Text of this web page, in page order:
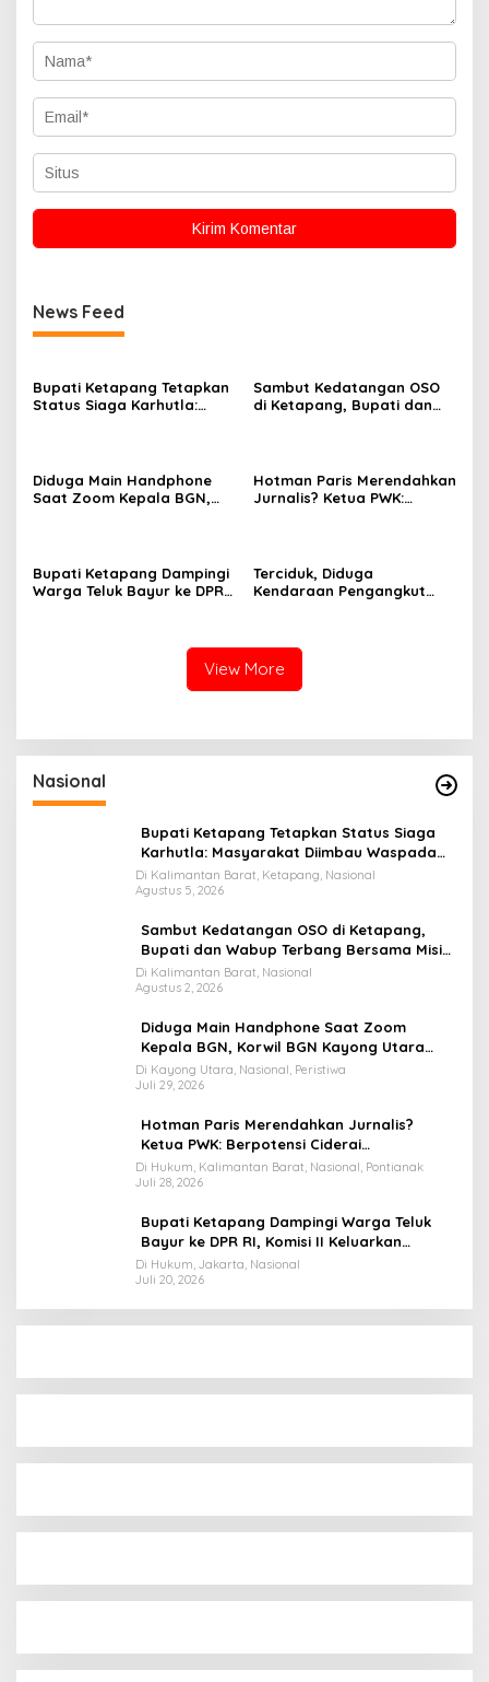
News Feed
Bupati Ketapang Tetapkan
Status Siaga Karhutla:
Sambut Kedatangan OSO
di Ketapang, Bupati dan
Diduga Main Handphone
Saat Zoom Kepala BGN,
Hotman Paris Merendahkan
Jurnalis? Ketua PWK:
Bupati Ketapang Dampingi
Warga Teluk Bayur ke DPR
Terciduk, Diduga
Kendaraan Pengangkut
View More
Nasional
Bupati Ketapang Tetapkan Status Siaga
Karhutla: Masyarakat Diimbau Waspada
Cuaca Ekstrem
Di Kalimantan Barat, Ketapang, Nasional
Agustus 5, 2026
Sambut Kedatangan OSO di Ketapang,
Bupati dan Wabup Terbang Bersama Misi
Keberkahan MTQ XXXIV di Kayong Utara
Di Kalimantan Barat, Nasional
Agustus 2, 2026
Diduga Main Handphone Saat Zoom
Kepala BGN, Korwil BGN Kayong Utara
Terancam Dimutasi ke Papua
Di Kayong Utara, Nasional, Peristiwa
Juli 29, 2026
Hotman Paris Merendahkan Jurnalis?
Ketua PWK: Berpotensi Ciderai
Penghormatan
Di Hukum, Kalimantan Barat, Nasional, Pontianak
Juli 28, 2026
Bupati Ketapang Dampingi Warga Teluk
Bayur ke DPR RI, Komisi II Keluarkan
Rekomendasi Tegas Soal Konflik Lahan PT
PTS
Di Hukum, Jakarta, Nasional
Juli 20, 2026